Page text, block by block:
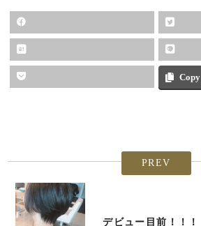
Copy
PREV
デビュー目前！！！